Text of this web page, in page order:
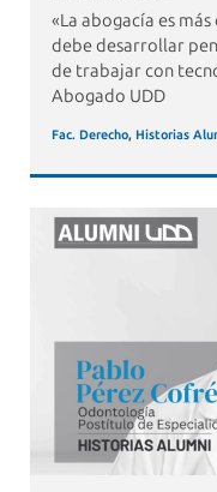
«La abogacía es
debe desarrollar
de trabajar con
Abogado UDD
Fac. Derecho, Historias